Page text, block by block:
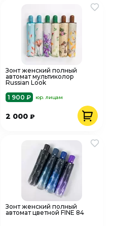
Зонт женский полный
автомат мультиколор
Russian Look
1 900 ₽
юр. лицам
2 000₽
Зонт женский полный
автомат цветной FINE 84